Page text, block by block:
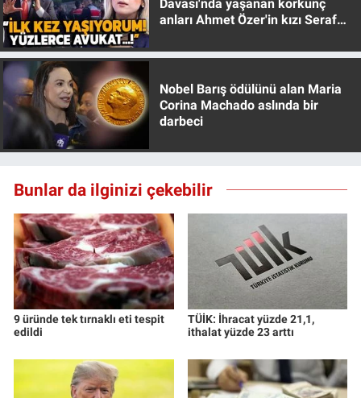
Davası'nda yaşanan korkunç
anları Ahmet Özer'in kızı Seraf
Nobel Barış ödülünü alan Maria
Corina Machado aslında bir
darbeci
Bunlar da ilginizi çekebilir
9 üründe tek tırnaklı eti tespit
edildi
TÜİK: İhracat yüzde 21,1,
ithalat yüzde 23 arttı